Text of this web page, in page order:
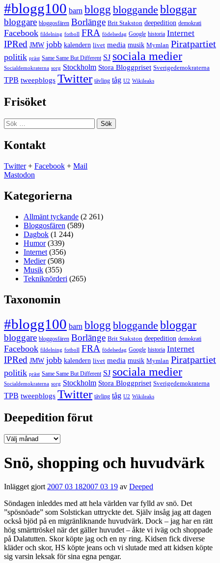
#blogg100 barn blogg bloggande bloggar
bloggare bloggosfären Borlänge Brit Stakston deepedition demokrati
Facebook fildelning fotboll FRA födelsedag Google historia Internet
IPRed JMW jobb kalendern livet media musik Mymlan Piratpartiet
politik präst Same Same But Different SJ sociala medier
Socialdemokraterna sorg Stockholm Stora Bloggpriset Sverigedemokraterna
TPB tweepblogs Twitter tävling tåg U2 Wikileaks
Frisöket
Sök
efter:
Kontakt
Twitter+ Facebook + Mail
Mastodon
Kategorierna
Allmänt tyckande (2 261)
Bloggosfären (589)
Dagbok (1 244)
Humor(339)
Internet (356)
Medier(508)
Musik (355)
Tekniknörderi (265)
Taxonomin
#blogg100 barn blogg bloggande bloggar
bloggare bloggosfären Borlänge Brit Stakston deepedition demokrati
Facebook fildelning fotboll FRA födelsedag Google historia Internet
IPRed JMW jobb kalendern livet media musik Mymlan Piratpartiet
politik präst Same Same But Different SJ sociala medier
Socialdemokraterna sorg Stockholm Stora Bloggpriset Sverigedemokraterna
TPB tweepblogs Twitter tävling tåg U2 Wikileaks
Deepedition förut
Deepedition
Snö, shopping och huvudvärk
Inlägget gjort2007 03 182007 03 19 av Deeped
Söndagen inleddes med att hela världen var fylld av snö. Det
”spösnöade” som Solstickan uttryckte det. Själv insåg jag att dagen
också bjöd på en migränliknande huvudvärk. Dock – jag har en rätt
hög smärttröskel när det gäller huvudet – åkte vi iväg och shoppade
på Dalatutten. Skor köpte jag och en ny ring. Kidsen fick diverse
kläder och skor, HS köpte jeans och vi slutade med att kidsen köpte
sig varsin leksak för sina egna pengar.